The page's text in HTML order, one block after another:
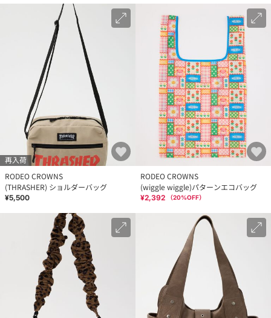
再入荷
RODEO CROWNS
(THRASHER) ショルダーバッグ
¥5,500
RODEO CROWNS
(wiggle wiggle)パターンエコバッグ
¥2,392 （20%OFF）